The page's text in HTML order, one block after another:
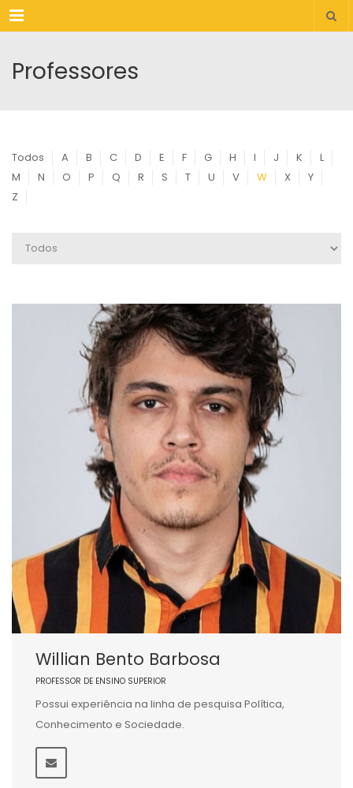
Menu
Professores
Todos A B C D E F G H I J K
L
M
N O P Q R S T U V W X
Y
Z
Willian Bento Barbosa
PROFESSOR DE ENSINO SUPERIOR
Possui experiência na linha de pesquisa Política,
Conhecimento e Sociedade.